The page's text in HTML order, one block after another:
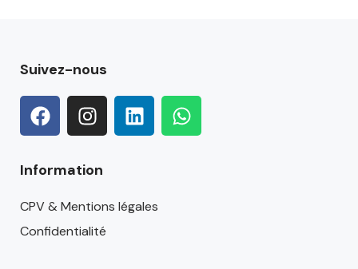
Suivez-nous
Information
CPV & Mentions légales
Confidentialité